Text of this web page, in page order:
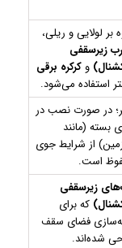
بر لولایی و ریلی،
زیرسقفی
و کرکره برقی
استفاده می‌شود.
در صورت نصب در
بسته (مانند
از شرایط جوی
است.
زیرسقفی
که برای
فضای سقف
شده‌اند.